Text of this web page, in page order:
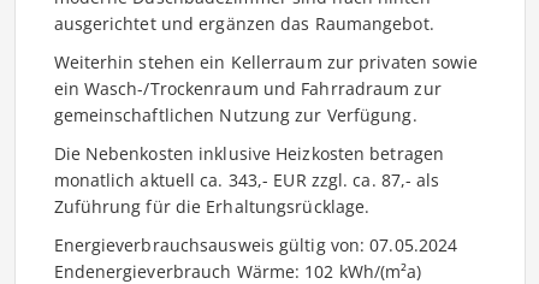
ausgerichtet und ergänzen das Raumangebot.
Weiterhin stehen ein Kellerraum zur privaten sowie
ein Wasch-/Trockenraum und Fahrradraum zur
gemeinschaftlichen Nutzung zur Verfügung.
Die Nebenkosten inklusive Heizkosten betragen
monatlich aktuell ca. 343,- EUR zzgl. ca. 87,- als
Zuführung für die Erhaltungsrücklage.
Energieverbrauchsausweis gültig von: 07.05.2024
Endenergieverbrauch Wärme: 102 kWh/(m²a)